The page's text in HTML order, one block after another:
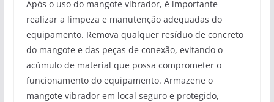
Após o uso do mangote vibrador, é importante
realizar a limpeza e manutenção adequadas do
equipamento. Remova qualquer resíduo de concreto
do mangote e das peças de conexão, evitando o
acúmulo de material que possa comprometer o
funcionamento do equipamento. Armazene o
mangote vibrador em local seguro e protegido,